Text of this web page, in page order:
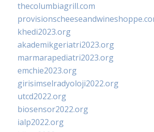
thecolumbiagrill.com
khedi2023.org
akademikgeriatri2023.org
marmarapediatri2023.org
emchie2023.org
girisimselradyoloji2022.org
utcd2022.org
biosensor2022.org
ialp2022.org